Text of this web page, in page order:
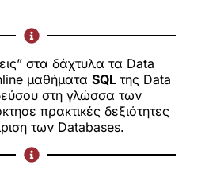
στα δάχτυλα τα Data
μαθήματα SQL της Data
στη γλώσσα των
πρακτικές δεξιότητες
των Databases.